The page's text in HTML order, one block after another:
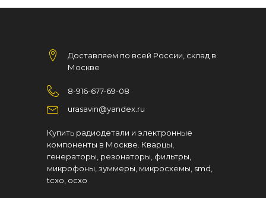
Доставляем по всей России, склад в
Москве
8-916-677-69-08
urasavin@yandex.ru
Купить радиодетали и электронные
компоненты в Москве. Кварцы,
генераторы, резонаторы, фильтры,
микрофоны, зуммеры, микросхемы, smd,
tcxo, ocxo